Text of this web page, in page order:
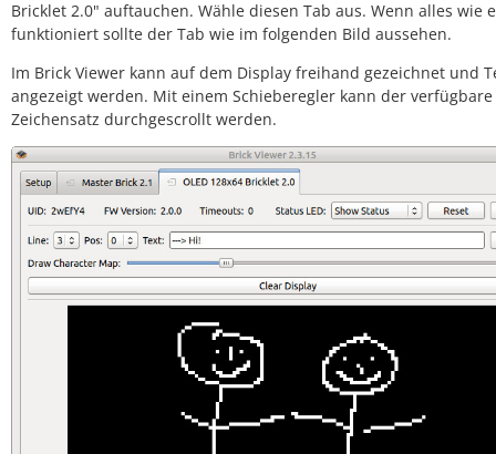
Bricklet 2.0" auftauchen. Wähle diesen Tab aus. Wenn alles wie
funktioniert sollte der Tab wie im folgenden Bild aussehen.
Im Brick Viewer kann auf dem Display freihand gezeichnet und
angezeigt werden. Mit einem Schieberegler kann der verfügbare
Zeichensatz durchgescrollt werden.